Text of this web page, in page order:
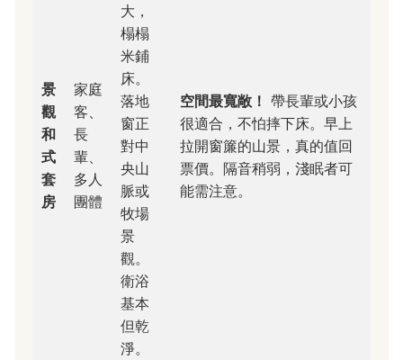
景
觀
和
式
套
房
家庭
客、
長
輩、
多人
團體
大，
榻榻
米鋪
床。
落地
窗正
對中
央山
脈或
牧場
景
觀。
衛浴
基本
但乾
淨。
空間最寬敞！ 帶長輩或小孩
很適合，不怕摔下床。早上
拉開窗簾的山景，真的值回
票價。隔音稍弱，淺眠者可
能需注意。